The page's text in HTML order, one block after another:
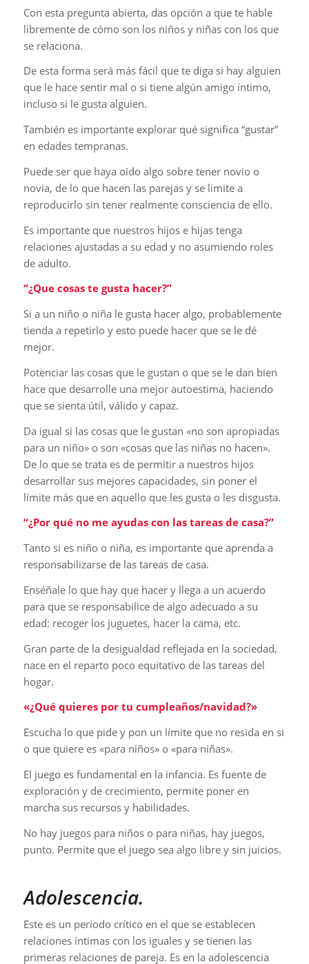
Con esta pregunta abierta, das opción a que te hable
libremente de cómo son los niños y niñas con los que
se relaciona.
De esta forma será más fácil que te diga si hay alguien
que le hace sentir mal o si tiene algún amigo íntimo,
incluso si le gusta alguien.
También es importante explorar qué significa “gustar”
en edades tempranas.
Puede ser que haya oído algo sobre tener novio o
novia, de lo que hacen las parejas y se limite a
reproducirlo sin tener realmente consciencia de ello.
Es importante que nuestros hijos e hijas tenga
relaciones ajustadas a su edad y no asumiendo roles
de adulto.
“¿Que cosas te gusta hacer?”
Si a un niño o niña le gusta hacer algo, probablemente
tienda a repetirlo y esto puede hacer que se le dé
mejor.
Potenciar las cosas que le gustan o que se le dan bien
hace que desarrolle una mejor autoestima, haciendo
que se sienta útil, válido y capaz.
Da igual si las cosas que le gustan «no son apropiadas
para un niño» o son «cosas que las niñas no hacen».
De lo que se trata es de permitir a nuestros hijos
desarrollar sus mejores capacidades, sin poner el
límite más que en aquello que les gusta o les disgusta.
“¿Por qué no me ayudas con las tareas de casa?”
Tanto si es niño o niña, es importante que aprenda a
responsabilizarse de las tareas de casa.
Enséñale lo que hay que hacer y llega a un acuerdo
para que se responsabilice de algo adecuado a su
edad: recoger los juguetes, hacer la cama, etc.
Gran parte de la desigualdad reflejada en la sociedad,
nace en el reparto poco equitativo de las tareas del
hogar.
«¿Qué quieres por tu cumpleaños/navidad?»
Escucha lo que pide y pon un límite que no resida en si
o que quiere es «para niños» o «para niñas».
El juego es fundamental en la infancia. Es fuente de
exploración y de crecimiento, permite poner en
marcha sus recursos y habilidades.
No hay juegos para niños o para niñas, hay juegos,
punto. Permite que el juego sea algo libre y sin juicios.
Adolescencia.
Este es un periodo crítico en el que se establecen
relaciones íntimas con los iguales y se tienen las
primeras relaciones de pareja. Es en la adolescencia